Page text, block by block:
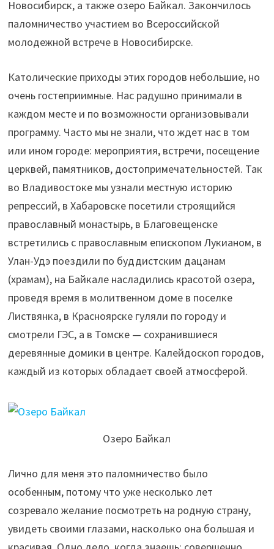
Новосибирск, а также озеро Байкал. Закончилось
паломничество участием во Всероссийской
молодежной встрече в Новосибирске.
Католические приходы этих городов небольшие, но
очень гостеприимные. Нас радушно принимали в
каждом месте и по возможности организовывали
программу. Часто мы не знали, что ждет нас в том
или ином городе: мероприятия, встречи, посещение
церквей, памятников, достопримечательностей. Так
во Владивостоке мы узнали местную историю
репрессий, в Хабаровске посетили строящийся
православный монастырь, в Благовещенске
встретились с православным епископом Лукианом, в
Улан-Удэ поездили по буддистским дацанам
(храмам), на Байкале насладились красотой озера,
проведя время в молитвенном доме в поселке
Листвянка, в Красноярске гуляли по городу и
смотрели ГЭС, а в Томске — сохранившиеся
деревянные домики в центре. Калейдоскоп городов,
каждый из которых обладает своей атмосферой.
Озеро Байкал
Лично для меня это паломничество было
особенным, потому что уже несколько лет
созревало желание посмотреть на родную страну,
увидеть своими глазами, насколько она большая и